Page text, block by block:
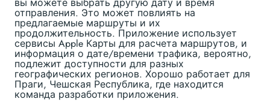
отправления. Это может повлиять на
предлагаемые маршруты и их
продолжительность. Приложение использует
сервисы Apple Карты для расчета маршрутов, и
информация о дате/времени трафика, вероятно,
подлежит доступности для разных
географических регионов. Хорошо работает для
Праги, Чешская Республика, где находится
команда разработки приложения.